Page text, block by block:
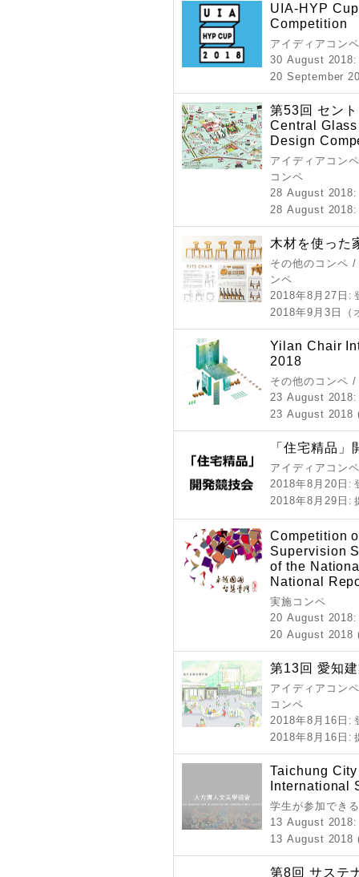
UIA-HYP
Competition
アイディアコン
30 August 2018:
20 September
第53回 セン
Central
Design
アイディアコン
コンペ
28 August 2018:
28 August 2018:
木材を使った
その他のコンペ
ンペ
2018年8月27日 :
2018年9月3日（
Yilan Chair
2018
その他のコンペ
23 August 2018:
23 August
「住宅精品
アイディアコン
2018年8月20日 :
2018年8月29日 :
Competition
Supervision
of the
National
実施コンペ
20 August 2018:
20 August
第13回 愛知
アイディアコン
コンペ
2018年8月16日 :
2018年8月16日 :
Taichung
International
学生が参加でき
13 August 2018:
13 August 2018
第8回 サステ